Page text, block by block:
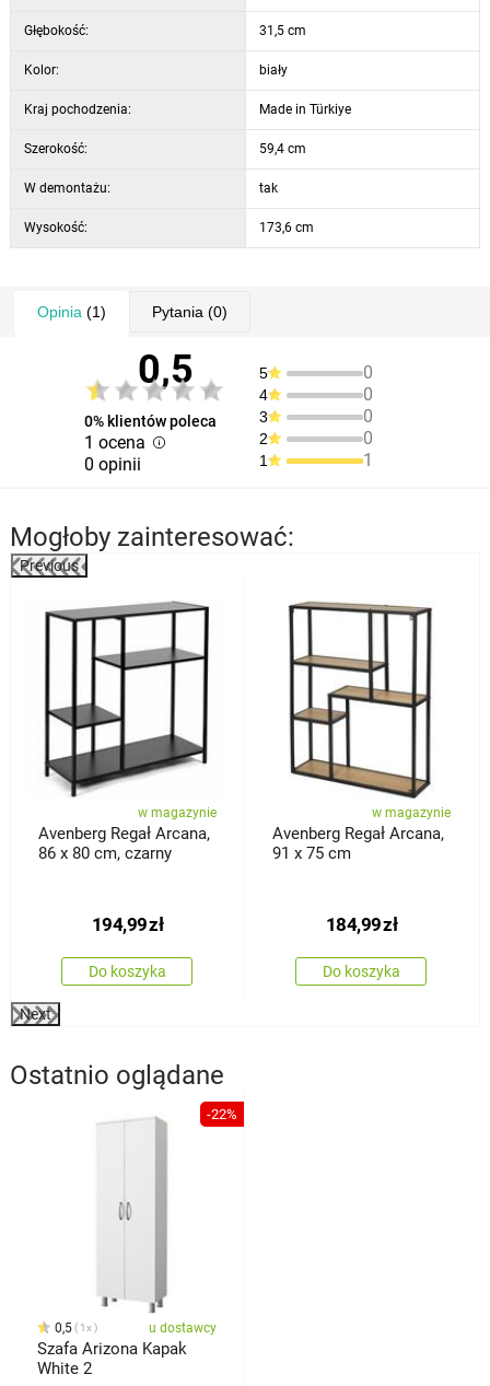
Głębokość: 31,5 cm
Kolor: biały
Kraj pochodzenia: Made in Türkiye
Szerokość: 59,4 cm
W demontażu: tak
Wysokość: 173,6 cm
Opinia (1) Pytania (0)
0,5
0% klientów poleca
1 ocena
0 opinii
5 0
4 0
3 0
2 0
1 1
Mogłoby zainteresować:
Previous
w magazynie
Avenberg Regał Arcana,
86 x 80 cm, czarny
194,99zł
Do koszyka
w magazynie
Avenberg Regał Arcana,
91 x 75 cm
184,99zł
Do koszyka
Next
Ostatnio oglądane
-22%
0,5 1x u dostawcy
Szafa Arizona Kapak
White 2